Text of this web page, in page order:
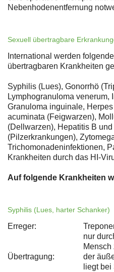
Nebenhodenentfernung
Sexuell übertragbare
International werden
übertragbaren Krankheiten
Syphilis (Lues), Gonorrhö
Lymphogranuloma venerum,
Granuloma inguinale,
acuminata (Feigwarzen),
(Dellwarzen), Hepatitis B
(Pilzerkrankungen),
Trichomonadeninfektionen,
Krankheiten durch das HI-
Auf folgende Krankheiten
Syphilis (Lues, harter Schanker)
Erreger:
Übertragung:
nur
Mensch
der
liegt